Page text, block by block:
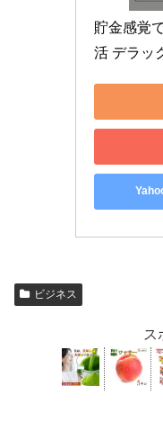
貯金感覚
活 デラッ
ビジネス
ス